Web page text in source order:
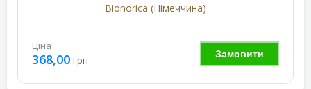
Bionorica (Німеччина)
Замовити
Ціна
368,00 грн